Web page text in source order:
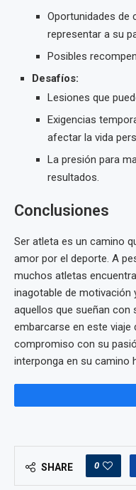
Oportunidades de
representar a su
Posibles
Desafíos:
Lesiones que
Exigencias
afectar la vida
La presión para
resultados.
Conclusiones
Ser atleta es un camino
amor por el deporte. A
muchos atletas
inagotable de motivación
aquellos que sueñan con
embarcarse en este viaje
compromiso con su
interponga en su camino
SHARE 0